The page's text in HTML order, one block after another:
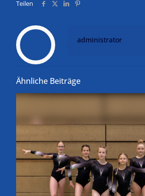
Teilen
administrator
Ähnliche Beiträge